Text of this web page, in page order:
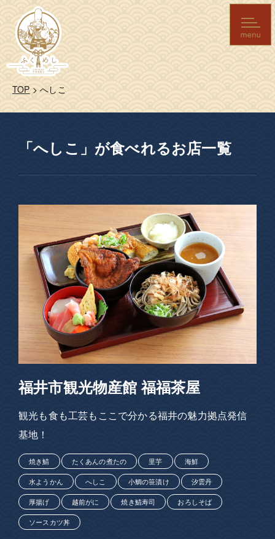
TOP >へしこ
「へしこ」が食べれるお店一覧
福井市観光物産館 福福茶屋
観光も食も工芸もここで分かる福井の魅力拠点発信
基地！
焼き鯖 たくあんの煮たの 里芋 海鮮
水ようかん へしこ 小鯛の笹漬け 汐雲丹
厚揚げ 越前がに 焼き鯖寿司 おろしそば
ソースカツ丼